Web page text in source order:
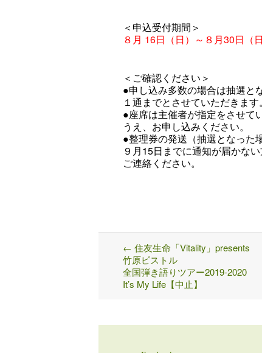
＜申込受付期間＞
８月 16日（日）～８月30日（
＜ご確認ください＞
●申し込み多数の場合は抽選と
１通までとさせていただきます。
●座席は主催者が指定をさせて
うえ、お申し込みください。
●整理券の発送（抽選となった
９月15日までに通知が届かな
ご連絡ください。
Post
navigation
← 住友生命「Vitality」presents
竹原ピストル
全国弾き語りツアー2019-2020
It’s My Life【中止】